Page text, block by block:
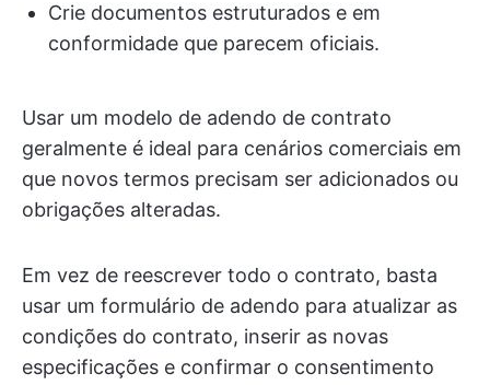
Crie documentos estruturados e em
conformidade que parecem oficiais.
Usar um modelo de adendo de contrato
geralmente é ideal para cenários comerciais em
que novos termos precisam ser adicionados ou
obrigações alteradas.
Em vez de reescrever todo o contrato, basta
usar um formulário de adendo para atualizar as
condições do contrato, inserir as novas
especificações e confirmar o consentimento